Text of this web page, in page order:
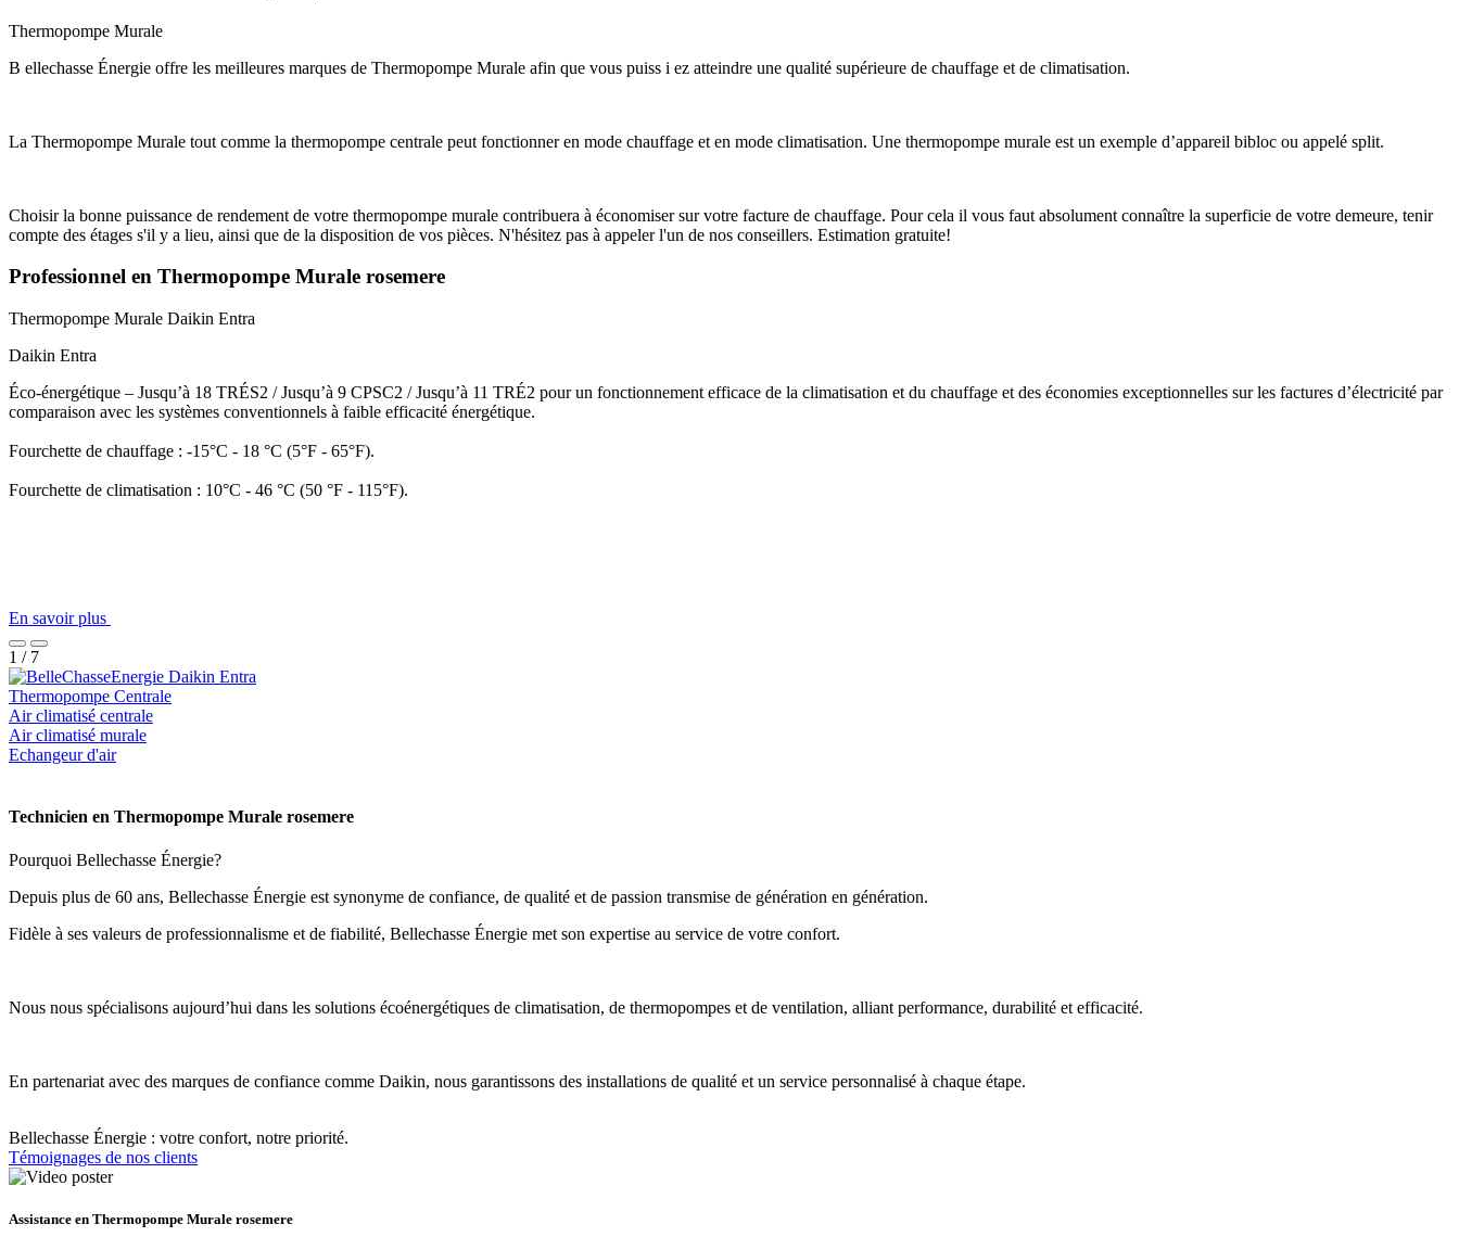
Thermopompe Murale
B ellechasse Énergie offre les meilleures marques de Thermopompe Murale afin que vous puiss i ez atteindre une qualité supérieure de chauffage et de climatisation.
La Thermopompe Murale tout comme la thermopompe centrale peut fonctionner en mode chauffage et en mode climatisation. Une thermopompe murale est un exemple d’appareil bibloc ou appelé split.
Choisir la bonne puissance de rendement de votre thermopompe murale contribuera à économiser sur votre facture de chauffage. Pour cela il vous faut absolument connaître la superficie de votre demeure, tenir
compte des étages s'il y a lieu, ainsi que de la disposition de vos pièces. N'hésitez pas à appeler l'un de nos conseillers. Estimation gratuite!
Professionnel en Thermopompe Murale rosemere
Thermopompe Murale Daikin Entra
Daikin Entra
Éco-énergétique – Jusqu’à 18 TRÉS2 / Jusqu’à 9 CPSC2 / Jusqu’à 11 TRÉ2 pour un fonctionnement efficace de la climatisation et du chauffage et des économies exceptionnelles sur les factures d’électricité par
comparaison avec les systèmes conventionnels à faible efficacité énergétique.
Fourchette de chauffage : -15°C - 18 °C (5°F - 65°F).
Fourchette de climatisation : 10°C - 46 °C (50 °F - 115°F).
En savoir plus
1 / 7
Thermopompe Centrale
Air climatisé centrale
Air climatisé murale
Echangeur d'air
Technicien en Thermopompe Murale rosemere
Pourquoi Bellechasse Énergie?
Depuis plus de 60 ans, Bellechasse Énergie est synonyme de confiance, de qualité et de passion transmise de génération en génération.
Fidèle à ses valeurs de professionnalisme et de fiabilité, Bellechasse Énergie met son expertise au service de votre confort.
Nous nous spécialisons aujourd’hui dans les solutions écoénergétiques de climatisation, de thermopompes et de ventilation, alliant performance, durabilité et efficacité.
En partenariat avec des marques de confiance comme Daikin, nous garantissons des installations de qualité et un service personnalisé à chaque étape.
Bellechasse Énergie : votre confort, notre priorité.
Témoignages de nos clients
Assistance en Thermopompe Murale rosemere